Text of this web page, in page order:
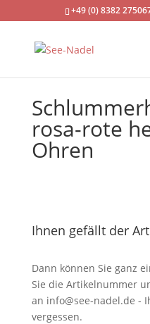
+49 (0) 8382
rosa-rote
Ohren
Ihnen gefällt der
Dann können Sie ganz
Sie die Artikelnummer
an info@see-nadel.de -
vergessen.